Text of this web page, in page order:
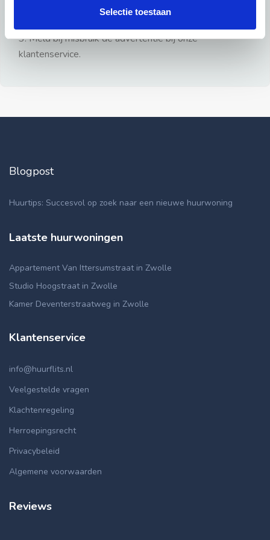
Selectie toestaan
3: Meld bij misbruik de advertentie bij onze
klantenservice.
Blogpost
Huurtips: Succesvol op zoek naar een nieuwe huurwoning
Laatste huurwoningen
Appartement Van Ittersumstraat in Zwolle
Studio Hoogstraat in Zwolle
Kamer Deventerstraatweg in Zwolle
Klantenservice
info@huurflits.nl
Veelgestelde vragen
Klachtenregeling
Herroepingsrecht
Privacybeleid
Algemene voorwaarden
Reviews